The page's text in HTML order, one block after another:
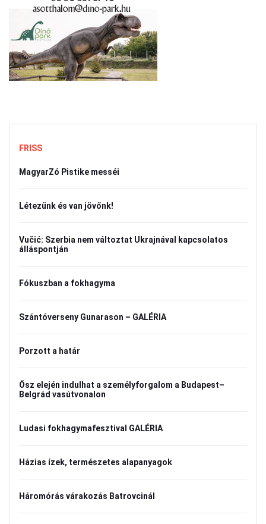
FRISS
MagyarZó Pistike messéi
Létezünk és van jövőnk!
Vučić: Szerbia nem változtat Ukrajnával kapcsolatos
álláspontján
Fókuszban a fokhagyma
Szántóverseny Gunarason – GALÉRIA
Porzott a határ
Ősz elején indulhat a személyforgalom a Budapest–
Belgrád vasútvonalon
Ludasi fokhagymafesztival GALÉRIA
Házias ízek, természetes alapanyagok
Háromórás várakozás Batrovcinál